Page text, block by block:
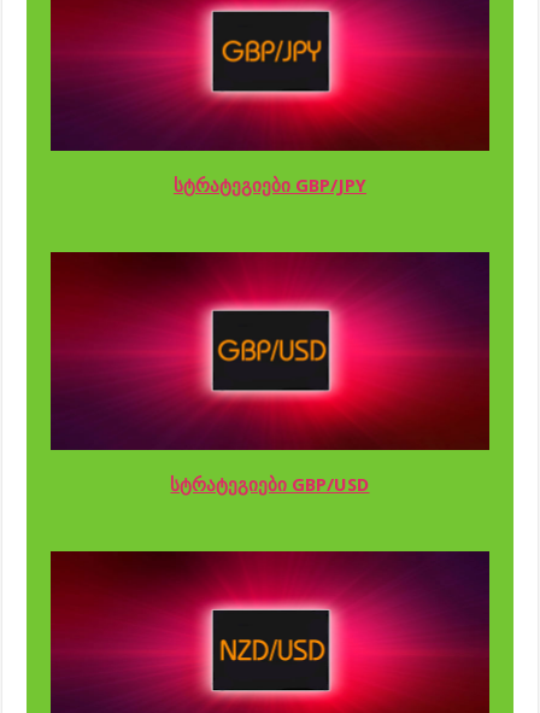
სტრატეგიები GBP/JPY
სტრატეგიები GBP/USD